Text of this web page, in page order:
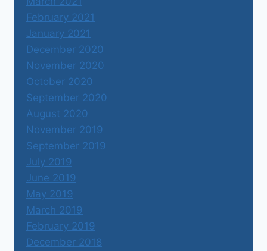
February 2021
January 2021
December 2020
November 2020
October 2020
September 2020
August 2020
November 2019
September 2019
July 2019
June 2019
May 2019
March 2019
February 2019
December 2018